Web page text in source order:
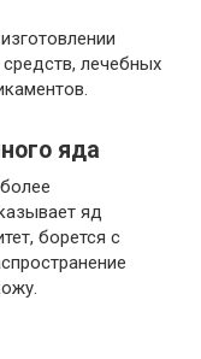
лечебных
яда
яд
борется с